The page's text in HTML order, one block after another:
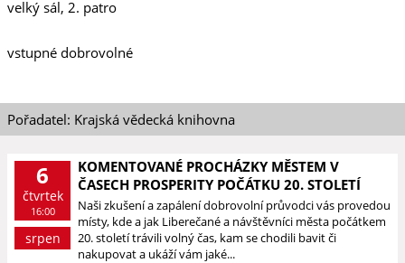
velký sál, 2. patro
vstupné dobrovolné
Pořadatel: Krajská vědecká knihovna
6
čtvrtek
16:00
srpen
KOMENTOVANÉ PROCHÁZKY MĚSTEM V
ČASECH PROSPERITY POČÁTKU 20. STOLETÍ
Naši zkušení a zapálení dobrovolní průvodci vás provedou
místy, kde a jak Liberečané a návštěvníci města počátkem
20. století trávili volný čas, kam se chodili bavit či
nakupovat a ukáží vám jaké...